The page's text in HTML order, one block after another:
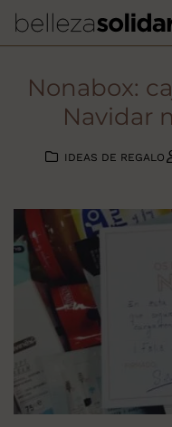
Nonabox:
Navidar
IDEAS DE REGALO